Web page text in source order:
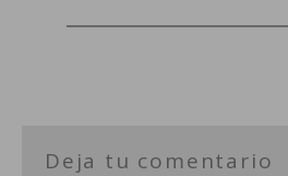
Deja tu comentario